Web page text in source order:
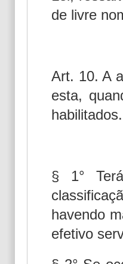
de livre
Art. 10. A
esta,
habilitados.
§ 1°
havendo
efetivo